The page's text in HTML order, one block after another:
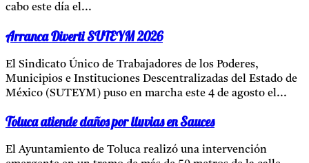
cabo este día el...
Arranca Diverti SUTEYM 2026
El Sindicato Único de Trabajadores de los Poderes,
Municipios e Instituciones Descentralizadas del Estado de
México (SUTEYM) puso en marcha este 4 de agosto el...
Toluca atiende daños por lluvias en Sauces
El Ayuntamiento de Toluca realizó una intervención